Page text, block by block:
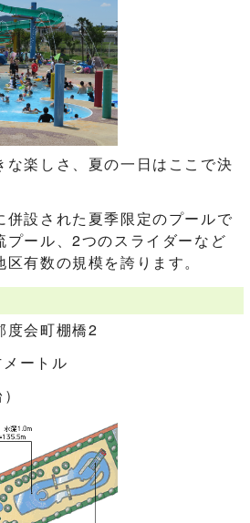
な楽しさ、夏の一日はここで決
併設された夏季限定のプールで
プール、2つのスライダーなど
有数の規模を誇ります。
度会町棚橋2
ートル